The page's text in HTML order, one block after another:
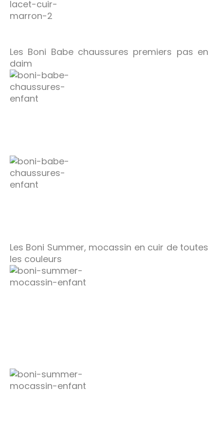
Les Boni Babe chaussures premiers pas en
daim
Les Boni Summer, mocassin en cuir de toutes
les couleurs